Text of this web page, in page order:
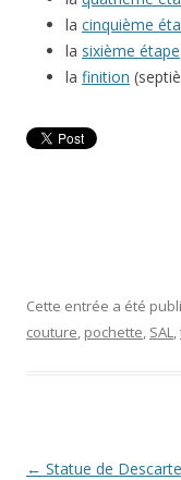
la cinquième
la sixième étape
la finition
Cette entrée a été
couture, pochette, SAL,
Navigation
← Statue de